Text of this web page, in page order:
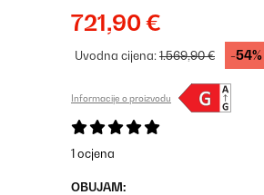
721,90 €
Uvodna cijena:1.569,90 € -54%
Informacije o proizvodu
1 ocjena
OBUJAM: